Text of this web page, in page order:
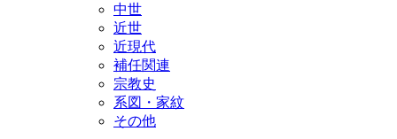
中世
近世
近現代
補任関連
宗教史
系図・家紋
その他